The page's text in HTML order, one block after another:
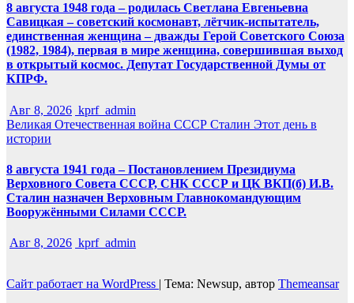
8 августа 1948 года – родилась Светлана Евгеньевна
Савицкая – советский космонавт, лётчик-испытатель,
единственная женщина – дважды Герой Советского Союза
(1982, 1984), первая в мире женщина, совершившая выход
в открытый космос. Депутат Государственной Думы от
КПРФ.
Авг 8, 2026 kprf_admin
Великая Отечественная война СССР Сталин Этот день в
истории
8 августа 1941 года – Постановлением Президиума
Верховного Совета СССР, СНК СССР и ЦК ВКП(б) И.В.
Сталин назначен Верховным Главнокомандующим
Вооружёнными Силами СССР.
Авг 8, 2026 kprf_admin
Сайт работает на WordPress | Тема: Newsup, автор Themeansar